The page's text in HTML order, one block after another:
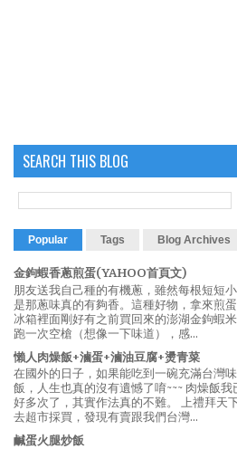
SEARCH THIS BLOG
Popular Tags Blog Archives
金鉤蝦香蔥煎蛋(YAHOO首頁文)
朋友送我自己種的有機蔥，雖然每根短短
是那蔥味真的有夠香。這種好物，拿來煎蛋
冰箱裡面剛好有之前買回來的澎湖金鉤蝦
跑一次空槍（想像一下味道），感...
懶人肉燥飯+滷蛋+滷油豆腐+燙青菜
在國外的日子，如果能吃到一碗充滿台灣
飯，人生也真的沒有遺憾了唷~~~ 肉燥飯我
好多次了，其實作法真的不難。 上禮拜天
去超市採買，發現有賣跟我們台灣...
鹹蛋火腿炒飯